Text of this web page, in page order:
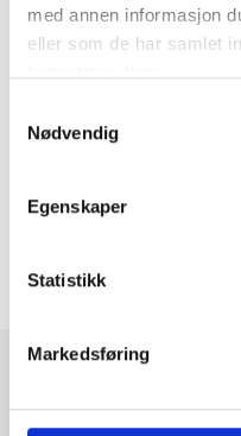
med annen informasjon
eller som de har samlet
Nødvendig
Egenskaper
Statistikk
Markedsføring
413 33 675
Kjell Eirik Tengesdal